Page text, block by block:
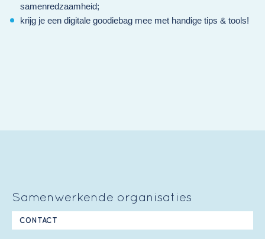
samenredzaamheid;
krijg je een digitale goodiebag mee met handige tips & tools!
Samenwerkende organisaties
CONTACT